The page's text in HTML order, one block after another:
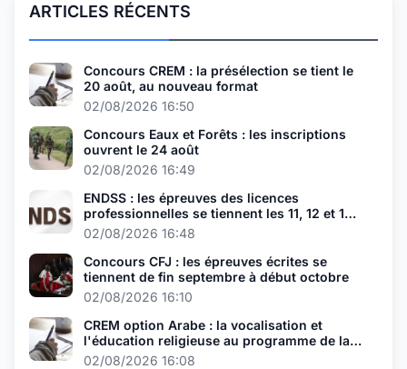
ARTICLES RÉCENTS
Concours CREM : la présélection se tient le
20 août, au nouveau format
02/08/2026 16:50
Concours Eaux et Forêts : les inscriptions
ouvrent le 24 août
02/08/2026 16:49
ENDSS : les épreuves des licences
professionnelles se tiennent les 11, 12 et 13
août
02/08/2026 16:48
Concours CFJ : les épreuves écrites se
tiennent de fin septembre à début octobre
02/08/2026 16:10
CREM option Arabe : la vocalisation et
l'éducation religieuse au programme de la
présélection
02/08/2026 16:08